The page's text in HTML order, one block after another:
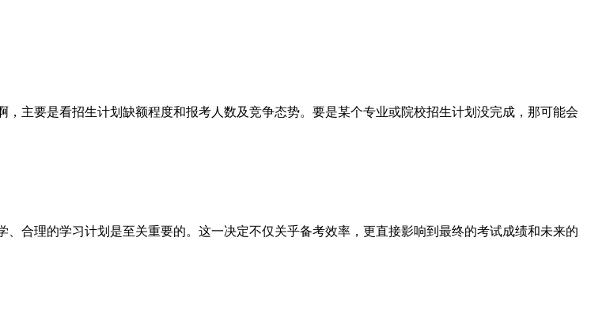
要是看招生计划缺额程度和报考人数及竞争态势。要是某个专业或院校招生计划没完成，那可能会
合理的学习计划是至关重要的。这一决定不仅关乎备考效率，更直接影响到最终的考试成绩和未来的